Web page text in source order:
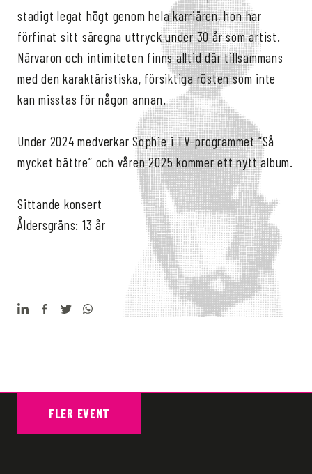
stadigt legat högt genom hela karriären, hon har
förfinat sitt säregna uttryck under 30 år som artist.
Närvaron och intimiteten finns alltid där tillsammans
med den karaktäristiska, försiktiga rösten som inte
kan misstas för någon annan.
Under 2024 medverkar Sophie i TV-programmet ”Så
mycket bättre” och våren 2025 kommer ett nytt album.
Sittande konsert
Åldersgräns: 13 år
FLER EVENT